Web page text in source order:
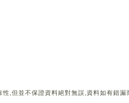
,但並不保證資料絕對無誤,資料如有錯漏